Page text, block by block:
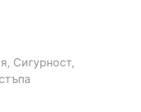
Сигурност,